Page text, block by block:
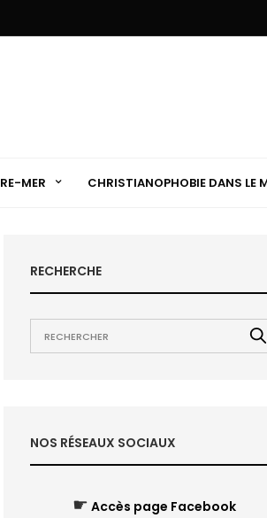
MER CHRISTIANOPHOBIE DANS LE
RECHERCHE
NOS RÉSEAUX SOCIAUX
☛ Accès page Facebook